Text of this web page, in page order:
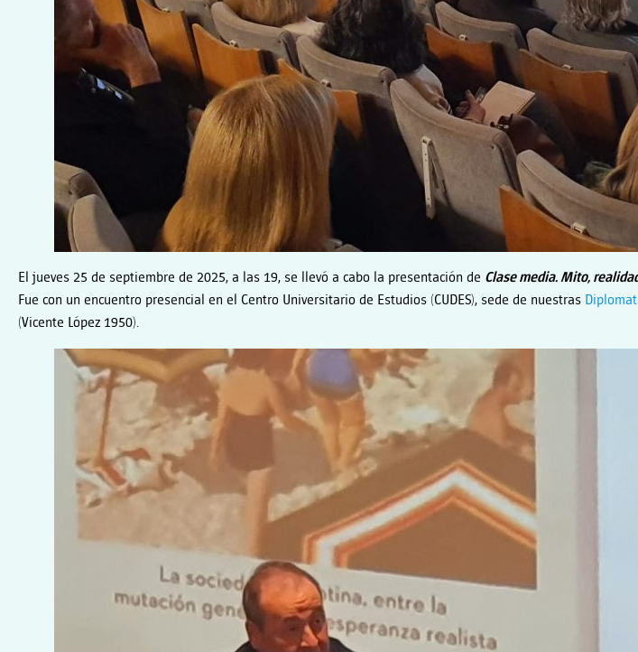
El jueves 25 de septiembre de 2025, a las 19, se llevó a cabo la presentación de Clase media. Mito,
Fue con un encuentro presencial en el Centro Universitario de Estudios (CUDES), sede de nuestras
(Vicente López 1950).